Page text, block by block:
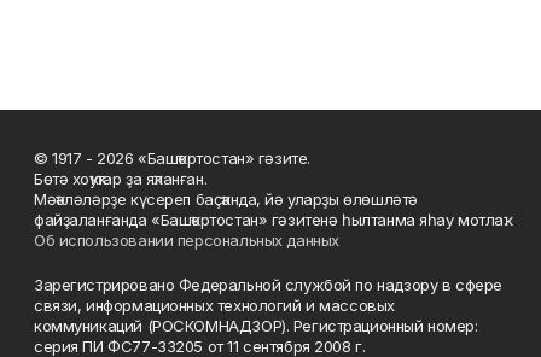
© 1917 - 2026 «Башҡортостан» гәзите.
Бөтә хоҡуҡтар ҙа яҡланған.
Мәҡәләләрҙе күсереп баҫҡанда, йә уларҙы өлөшләтә
файҙаланғанда «Башҡортостан» гәзитенә һылтанма яһау мотлаҡ.
Об использовании персональных данных
Зарегистрировано Федеральной службой по надзору в сфере
связи, информационных технологий и массовых
коммуникаций (РОСКОМНАДЗОР). Регистрационный номер:
серия ПИ ФС77-33205 от 11 сентября 2008 г.